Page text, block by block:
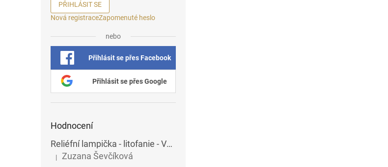
PŘIHLÁSIT SE
Nová registraceZapomenuté heslo
nebo
Přihlásit se přes Facebook
Přihlásit se přes Google
Hodnocení
Reliéfní lampička - litofanie - Vážky
Hodnocení produktu je 5 z 5 hvězdiček.
| Zuzana Ševčíková